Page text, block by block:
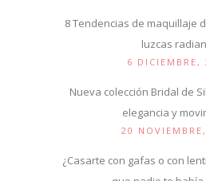
8 Tendencias de maquillaje
luzcas
6 DICIEMBRE,
Nueva colección Bridal de
elegancia y
20
¿Casarte con gafas o con